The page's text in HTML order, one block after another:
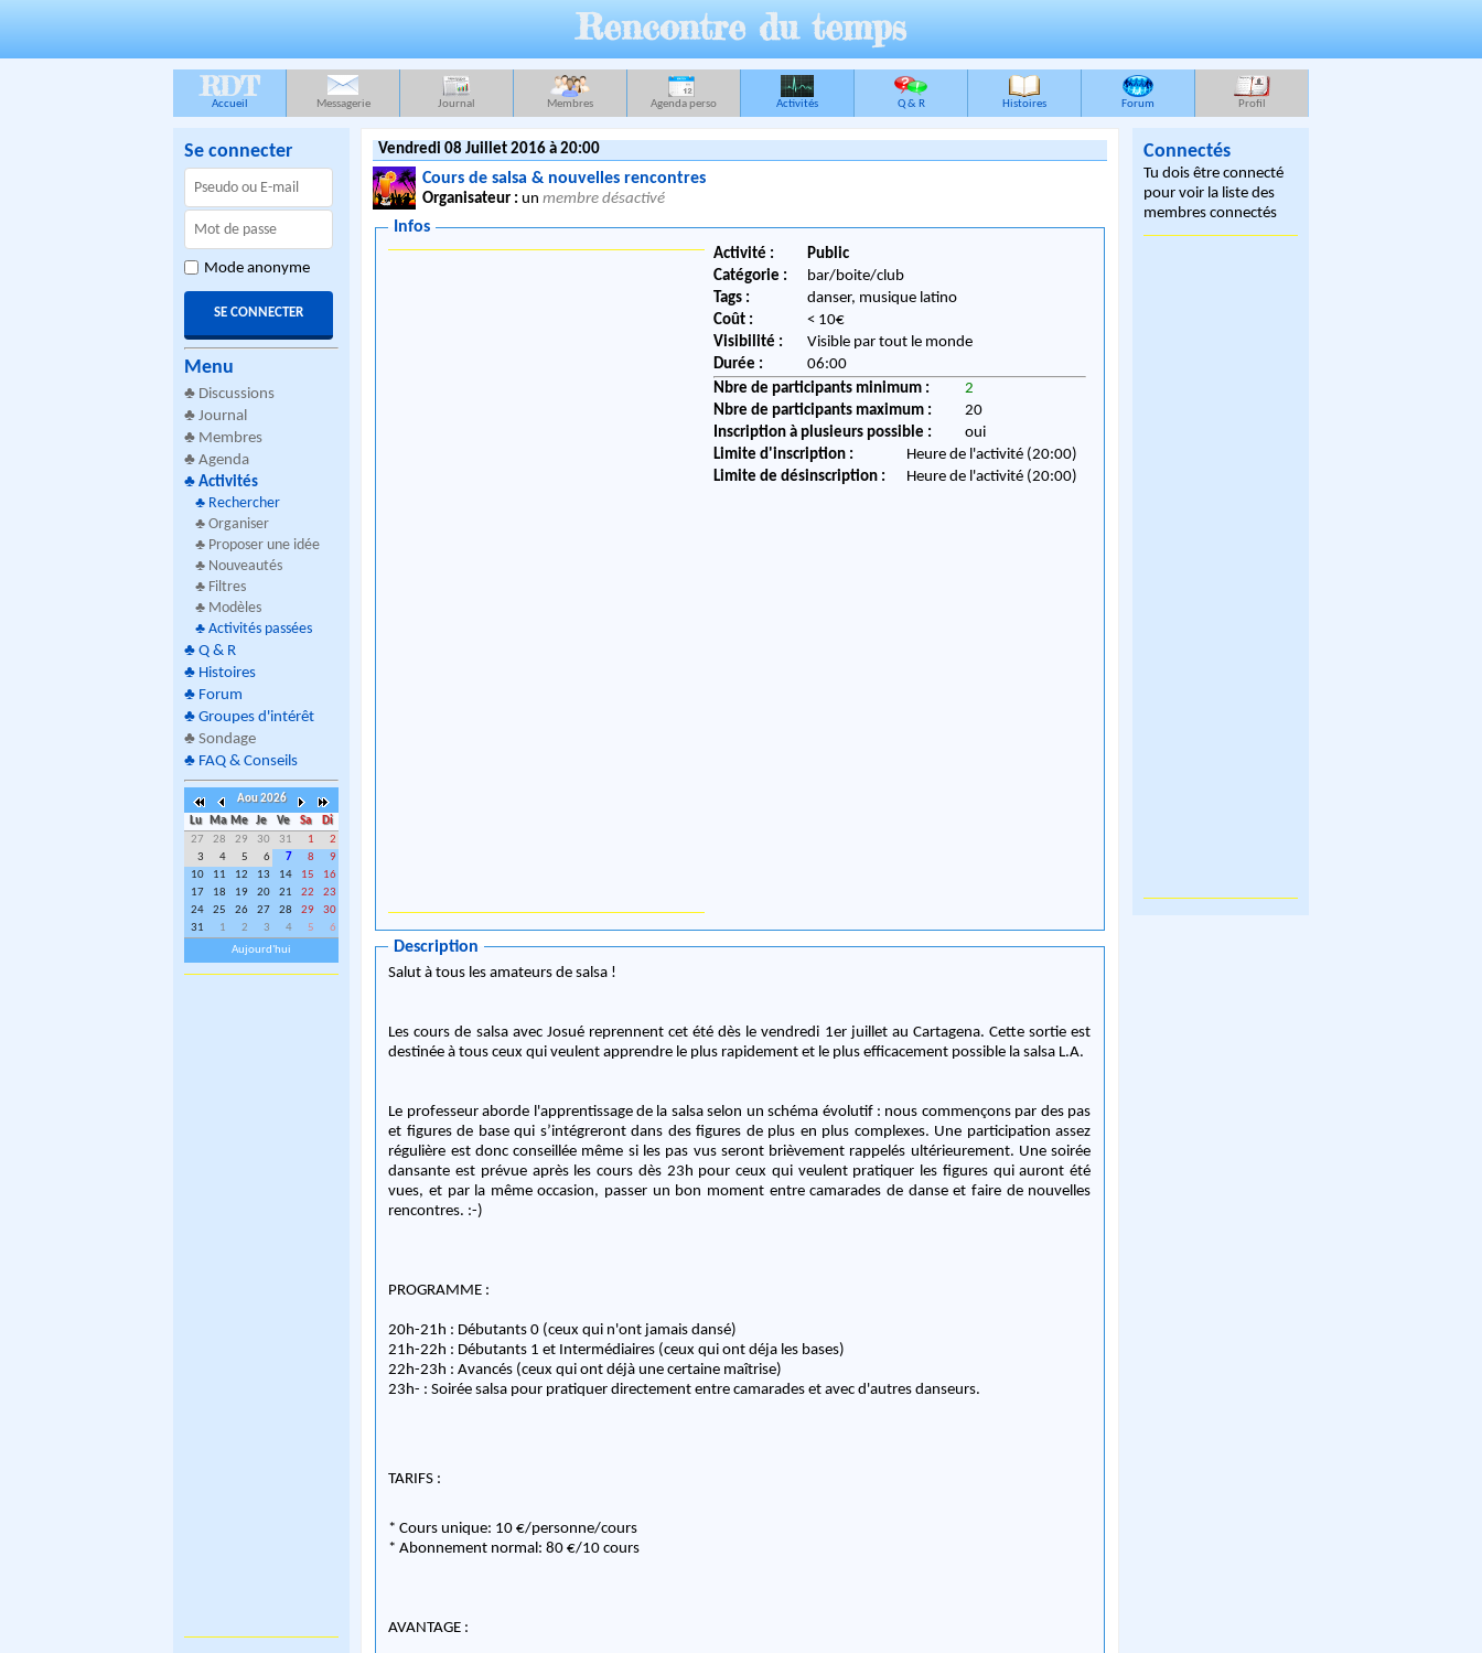
Rencontre du temps
RDT
Accueil Messagerie Journal Membres Agenda perso Activités Q & R Histoires Forum Profil
Se connecter
Mode anonyme
Menu
♣ Discussions
♣ Journal
♣ Membres
♣ Agenda
♣ Activités
♣ Rechercher
♣ Organiser
♣ Proposer une idée
♣ Nouveautés
♣ Filtres
♣ Modèles
♣ Activités passées
♣ Q & R
♣ Histoires
♣ Forum
♣ Groupes d'intérêt
♣ Sondage
♣ FAQ & Conseils
Aou 2026
Lu
Ma Me Je Ve Sa
Di
27
28 29 30 31 1
2
3
4 5 6 7 8
9
10
11 12 13 14 15
16
17
18 19 20 21 22
23
24
25 26 27 28 29
30
31
1 2 3 4 5
6
Aujourd'hui
Vendredi 08 Juillet 2016 à 20:00
Cours de salsa & nouvelles rencontres
Organisateur : un membre désactivé
Infos
Activité :
Public
Catégorie :
bar/boite/club
Tags :
danser, musique latino
Coût :
< 10€
Visibilité :
Visible par tout le monde
Durée :
06:00
Nbre de participants minimum :
2
Nbre de participants maximum :
20
Inscription à plusieurs possible :
oui
Limite d'inscription :
Heure de l'activité (20:00)
Limite de désinscription :
Heure de l'activité (20:00)
Description
Salut à tous les amateurs de salsa !
Les cours de salsa avec Josué reprennent cet été dès le vendredi 1er juillet au Cartagena. Cette sortie est
destinée à tous ceux qui veulent apprendre le plus rapidement et le plus efficacement possible la salsa L.A.
Le professeur aborde l'apprentissage de la salsa selon un schéma évolutif : nous commençons par des pas
et figures de base qui s’intégreront dans des figures de plus en plus complexes. Une participation assez
régulière est donc conseillée même si les pas vus seront brièvement rappelés ultérieurement. Une soirée
dansante est prévue après les cours dès 23h pour ceux qui veulent pratiquer les figures qui auront été
vues, et par la même occasion, passer un bon moment entre camarades de danse et faire de nouvelles
rencontres. :-)
PROGRAMME :
20h-21h : Débutants 0 (ceux qui n'ont jamais dansé)
21h-22h : Débutants 1 et Intermédiaires (ceux qui ont déja les bases)
22h-23h : Avancés (ceux qui ont déjà une certaine maîtrise)
23h- : Soirée salsa pour pratiquer directement entre camarades et avec d'autres danseurs.
TARIFS :
* Cours unique: 10 €/personne/cours
* Abonnement normal: 80 €/10 cours
AVANTAGE :
Connectés
Tu dois être connecté
pour voir la liste des
membres connectés